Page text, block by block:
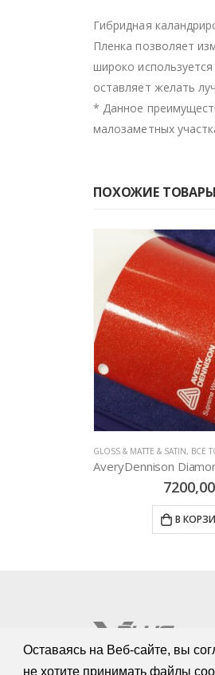
Оставаясь на Веб-сайте, вы
не хотите принимать файлы
Гибридная
Пленка позволяет
широко
оставляет желать
* Данное
малозаметных
ПОХОЖИЕ ТОВАРЫ
ВСЕ ТОВАРЫ,ЦВЕТНЫЕ
В